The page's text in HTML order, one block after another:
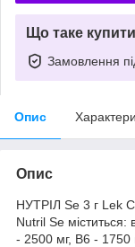
Що таке
Замовлення
Опис
Опис
НУТРІЛ Se 3 г Lek
Nutril Se
- 2500 мг, В6 - 1750